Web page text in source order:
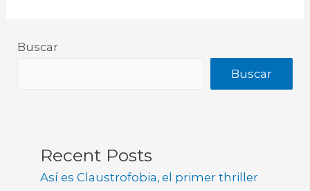
Buscar
Buscar
Recent Posts
Así es Claustrofobia, el primer thriller